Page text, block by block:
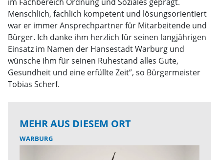
Menschlich, fachlich kompetent und lösungsorientiert
war er immer Ansprechpartner für Mitarbeitende und
Bürger. Ich danke ihm herzlich für seinen langjährigen
Einsatz im Namen der Hansestadt Warburg und
wünsche ihm für seinen Ruhestand alles Gute,
Gesundheit und eine erfüllte Zeit”, so Bürgermeister
Tobias Scherf.
MEHR AUS DIESEM ORT
WARBURG